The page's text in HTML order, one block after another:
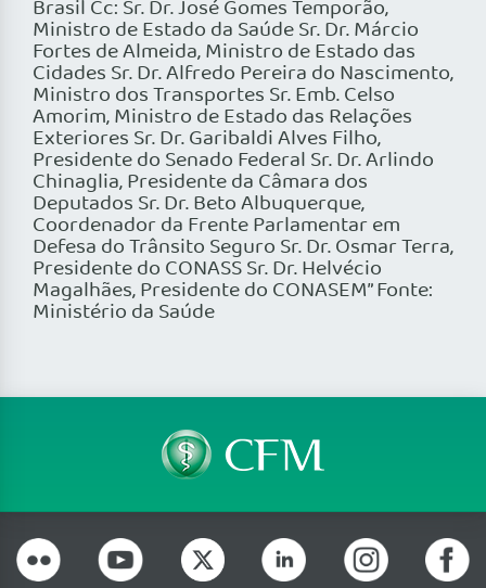
Brasil Cc: Sr. Dr. José Gomes Temporão,
Ministro de Estado da Saúde Sr. Dr. Márcio
Fortes de Almeida, Ministro de Estado das
Cidades Sr. Dr. Alfredo Pereira do Nascimento,
Ministro dos Transportes Sr. Emb. Celso
Amorim, Ministro de Estado das Relações
Exteriores Sr. Dr. Garibaldi Alves Filho,
Presidente do Senado Federal Sr. Dr. Arlindo
Chinaglia, Presidente da Câmara dos
Deputados Sr. Dr. Beto Albuquerque,
Coordenador da Frente Parlamentar em
Defesa do Trânsito Seguro Sr. Dr. Osmar Terra,
Presidente do CONASS Sr. Dr. Helvécio
Magalhães, Presidente do CONASEM” Fonte:
Ministério da Saúde